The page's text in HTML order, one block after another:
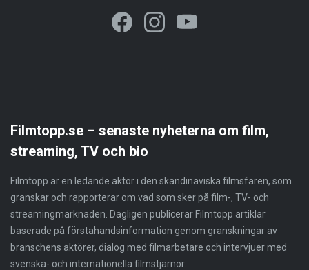
Filmtopp.se – senaste nyheterna om film,
streaming, TV och bio
Filmtopp är en ledande aktör i den skandinaviska filmsfären, som
granskar och rapporterar om vad som sker på film-, TV- och
streamingmarknaden. Dagligen publicerar Filmtopp artiklar
baserade på förstahandsinformation genom granskningar av
branschens aktörer, dialog med filmarbetare och intervjuer med
svenska- och internationella filmstjärnor.